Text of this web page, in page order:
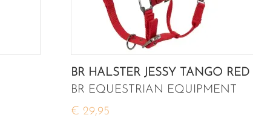
BR HALSTER JESSY TANGO RED
BR EQUESTRIAN EQUIPMENT
€ 29,95